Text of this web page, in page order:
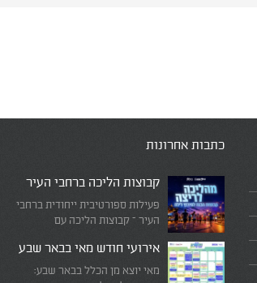
כתבות אחרונות
קבוצות הליכה ברחבי העיר
פעילות ספורטיבית ייחודית ברחבי
העיר – קבוצות הליכה עם
אירועי חודש מאי בבאר שבע
מאי יוצא מן הכלל בבאר שבע: